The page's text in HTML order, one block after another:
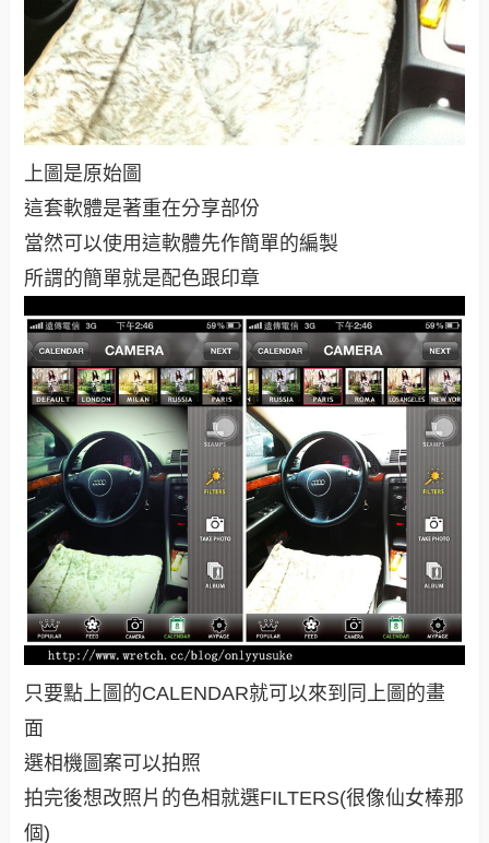
上圖是原始圖
這套軟體是著重在分享部份
當然可以使用這軟體先作簡單的編製
所謂的簡單就是配色跟印章
只要點上圖的CALENDAR就可以來到同上圖的畫
面
選相機圖案可以拍照
拍完後想改照片的色相就選FILTERS(很像仙女棒那
個)